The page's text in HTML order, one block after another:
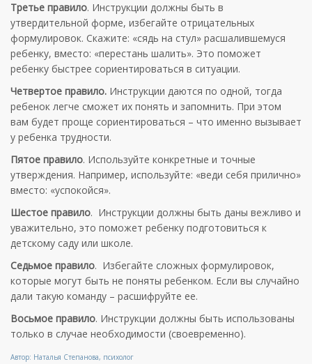
Третье правило. Инструкции должны быть в
утвердительной форме, избегайте отрицательных
формулировок. Скажите: «сядь на стул» расшалившемуся
ребенку, вместо: «перестань шалить». Это поможет
ребенку быстрее сориентироваться в ситуации.
Четвертое правило. Инструкции даются по одной, тогда
ребенок легче сможет их понять и запомнить. При этом
вам будет проще сориентироваться – что именно вызывает
у ребенка трудности.
Пятое правило. Используйте конкретные и точные
утверждения. Например, используйте: «веди себя прилично»
вместо: «успокойся».
Шестое правило. Инструкции должны быть даны вежливо и
уважительно, это поможет ребенку подготовиться к
детскому саду или школе.
Седьмое правило. Избегайте сложных формулировок,
которые могут быть не поняты ребенком. Если вы случайно
дали такую команду – расшифруйте ее.
Восьмое правило. Инструкции должны быть использованы
только в случае необходимости (своевременно).
Автор: Наталья Степанова, психолог